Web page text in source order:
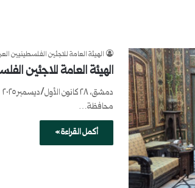
الهيئة العامة للاجئين الفلسطينيين
الهيئة العامة للاجئين
محافظة…
أكمل القراءة »